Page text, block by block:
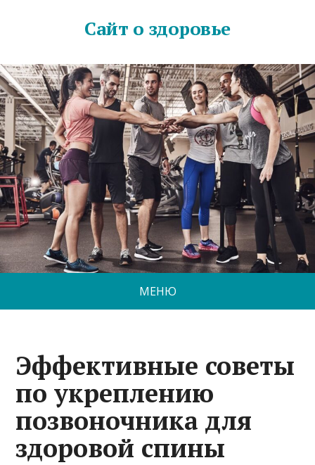
Сайт о здоровье
МЕНЮ
Эффективные советы
по укреплению
позвоночника для
здоровой спины